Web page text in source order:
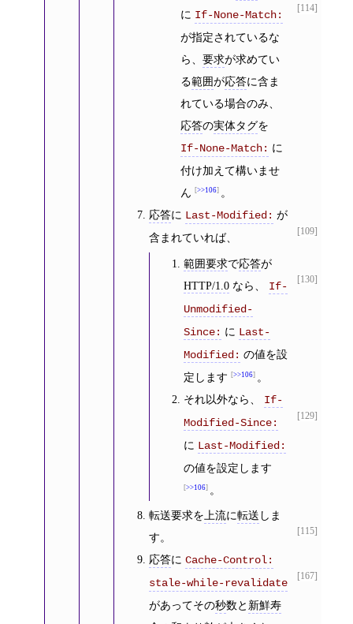
[114]
に If-None-Match:
が指定されているな
ら、 要求が求めてい
る範囲が応答に含ま
れている場合のみ、
応答の実体タグを
If-None-Match: に
付け加えて構いませ
ん
>>106 。
[109]
応答に Last-Modified: が
含まれていれば、
[130]
範囲要求で応答が
HTTP/1.0なら、 If-
Unmodified-
Since: に Last-
Modified: の値を設
定します
>>106 。
[129]
それ以外なら、 If-
Modified-Since:
に Last-Modified:
の値を設定します
>>106 。
[115]
転送要求を 上流に転送 しま
す。
[167]
応答に Cache-Control:
stale-while-revalidate
があってその秒数と 新鮮寿